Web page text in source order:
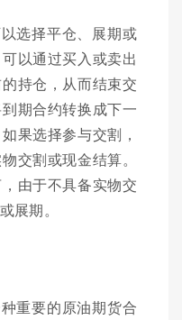
选择平仓、展期或
以通过买入或卖出
持仓，从而结束交
期合约转换成下一
果选择参与交割，
交割或现金结算。
由于不具备实物交
展期。
重要的原油期货合